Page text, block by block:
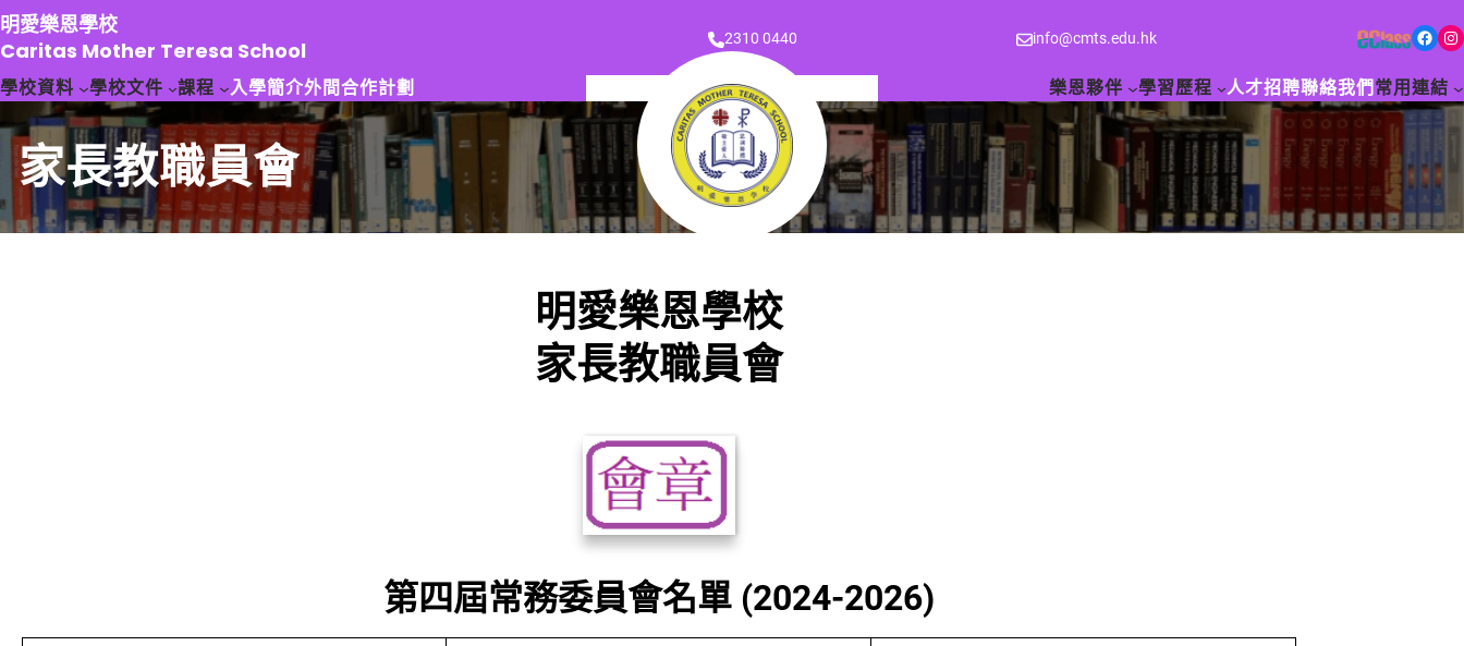
跳
至
主
要
容
明愛樂恩學校
Caritas Mother Teresa School
2310 0440 info@cmts.edu.hk Facebook Instagram
學校資料 學校文件 課程 入學簡介外間合作計劃 樂恩夥伴 學習歷程 人才招聘聯絡我們 常用連結
家長教職員會
明愛樂恩學校
家長教職員會
第四屆常務委員會名單 (2024-2026)